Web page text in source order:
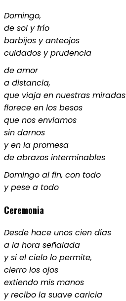
Domingo,
de sol y frío
barbijos y anteojos
cuidados y prudencia
de amor
a distancia,
que viaja en nuestras miradas
florece en los besos
que nos enviamos
sin darnos
y en la promesa
de abrazos interminables
Domingo al fin, con todo
y pese a todo
Ceremonia
Desde hace unos cien días
a la hora señalada
y si el cielo lo permite,
cierro los ojos
extiendo mis manos
y recibo la suave caricia